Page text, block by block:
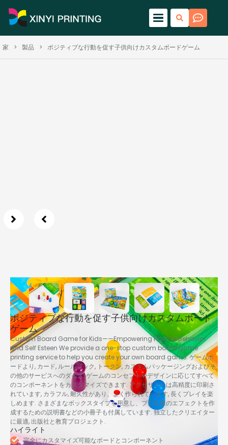
家 > 製品 > ポジティブな行動を促す子供向けカスタムボードゲーム
ポジティブな行動を促す子供向けカスタムボード
ゲーム
Custom Board Game for Kids——Empowering Positive Behavior
and Self Esteen We provide a one-stop custom board game
printing service to help you create your own board game. ゲームボ
ードより, カード, ルールブック, トークン, カスタムパッケージングおよびそ
の他のサービスへのダイス, ゲームのコンセプトやデザインに応じてすべて
のコンポーネントをカスタマイズできます. アクセサリーは高精度に印刷さ
れています, カラフル, 耐久性があり、よく作られています, 長くプレイを楽
しめます. さまざまなボックスタイプを用意し、プロ仕様のエフェクトを作
成するための説明書などの小冊子も付属しています. 独立したクリエイター
に最適, 出版社と教育プロジェクト.
ハイライト
完全にカスタマイズ可能なボードとコンポーネント